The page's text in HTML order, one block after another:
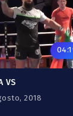
VS
2018